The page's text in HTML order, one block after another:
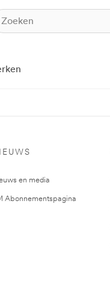
en media
Abonnementspagina